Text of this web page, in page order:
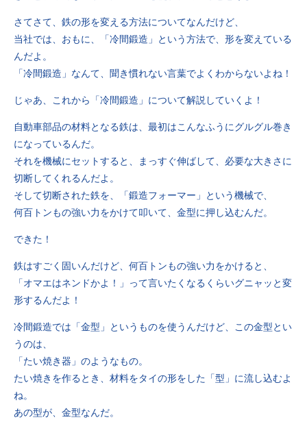
さてさて、鉄の形を変える方法についてなんだけど、
当社では、おもに、「冷間鍛造」という方法で、形を変えている
んだよ。
「冷間鍛造」なんて、聞き慣れない言葉でよくわからないよね！
じゃあ、これから「冷間鍛造」について解説していくよ！
自動車部品の材料となる鉄は、最初はこんなふうにグルグル巻き
になっているんだ。
それを機械にセットすると、まっすぐ伸ばして、必要な大きさに
切断してくれるんだよ。
そして切断された鉄を、「鍛造フォーマー」という機械で、
何百トンもの強い力をかけて叩いて、金型に押し込むんだ。
できた！
鉄はすごく固いんだけど、何百トンもの強い力をかけると、
「オマエはネンドかよ！」って言いたくなるくらいグニャッと変
形するんだよ！
冷間鍛造では「金型」というものを使うんだけど、この金型とい
うのは、
「たい焼き器」のようなもの。
たい焼きを作るとき、材料をタイの形をした「型」に流し込むよ
ね。
あの型が、金型なんだ。